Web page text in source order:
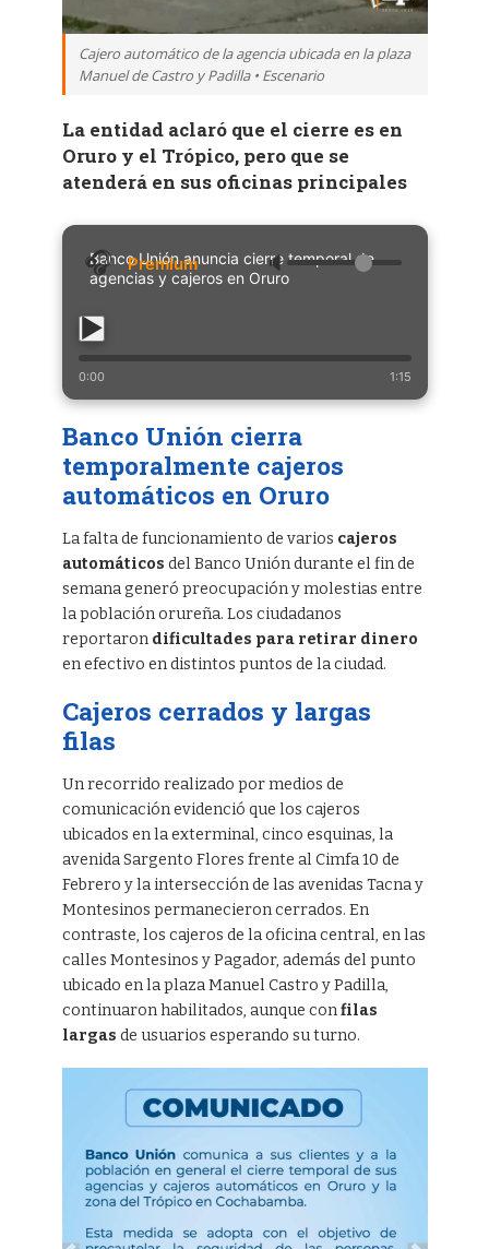
Cajero automático de la agencia ubicada en la plaza
Manuel de Castro y Padilla • Escenario
La entidad aclaró que el cierre es en
Oruro y el Trópico, pero que se
atenderá en sus oficinas principales
Banco Unión anuncia cierre temporal de
agencias y cajeros en Oruro
🔈
0:00 1:15
Banco Unión cierra
temporalmente cajeros
automáticos en Oruro
La falta de funcionamiento de varios cajeros
automáticos del Banco Unión durante el fin de
semana generó preocupación y molestias entre
la población orureña. Los ciudadanos
reportaron dificultades para retirar dinero
en efectivo en distintos puntos de la ciudad.
Cajeros cerrados y largas
filas
Un recorrido realizado por medios de
comunicación evidenció que los cajeros
ubicados en la exterminal, cinco esquinas, la
avenida Sargento Flores frente al Cimfa 10 de
Febrero y la intersección de las avenidas Tacna y
Montesinos permanecieron cerrados. En
contraste, los cajeros de la oficina central, en las
calles Montesinos y Pagador, además del punto
ubicado en la plaza Manuel Castro y Padilla,
continuaron habilitados, aunque confilas
largas de usuarios esperando su turno.